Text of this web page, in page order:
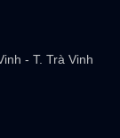
- TP Hà Tĩnh